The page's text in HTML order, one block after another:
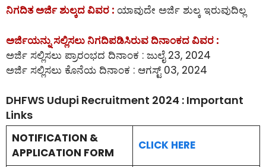
ನಿಗದಿತ ಅರ್ಜಿ ಶುಲ್ಕದ ವಿವರ : ಯಾವುದೇ ಅರ್ಜಿ ಶುಲ್ಕ ಇರುವುದಿಲ್ಲ
ಅರ್ಜಿಯನ್ನು ಸಲ್ಲಿಸಲು ನಿಗದಿಪಡಿಸಿರುವ ದಿನಾಂಕದ ವಿವರ :
ಅರ್ಜಿ ಸಲ್ಲಿಸಲು ಪ್ರಾರಂಭದ ದಿನಾಂಕ : ಜುಲೈ 23, 2024
ಅರ್ಜಿ ಸಲ್ಲಿಸಲು ಕೊನೆಯ ದಿನಾಂಕ : ಆಗಸ್ಟ್ 03, 2024
DHFWS Udupi Recruitment 2024 : Important
Links
NOTIFICATION &
APPLICATION FORM
CLICK HERE